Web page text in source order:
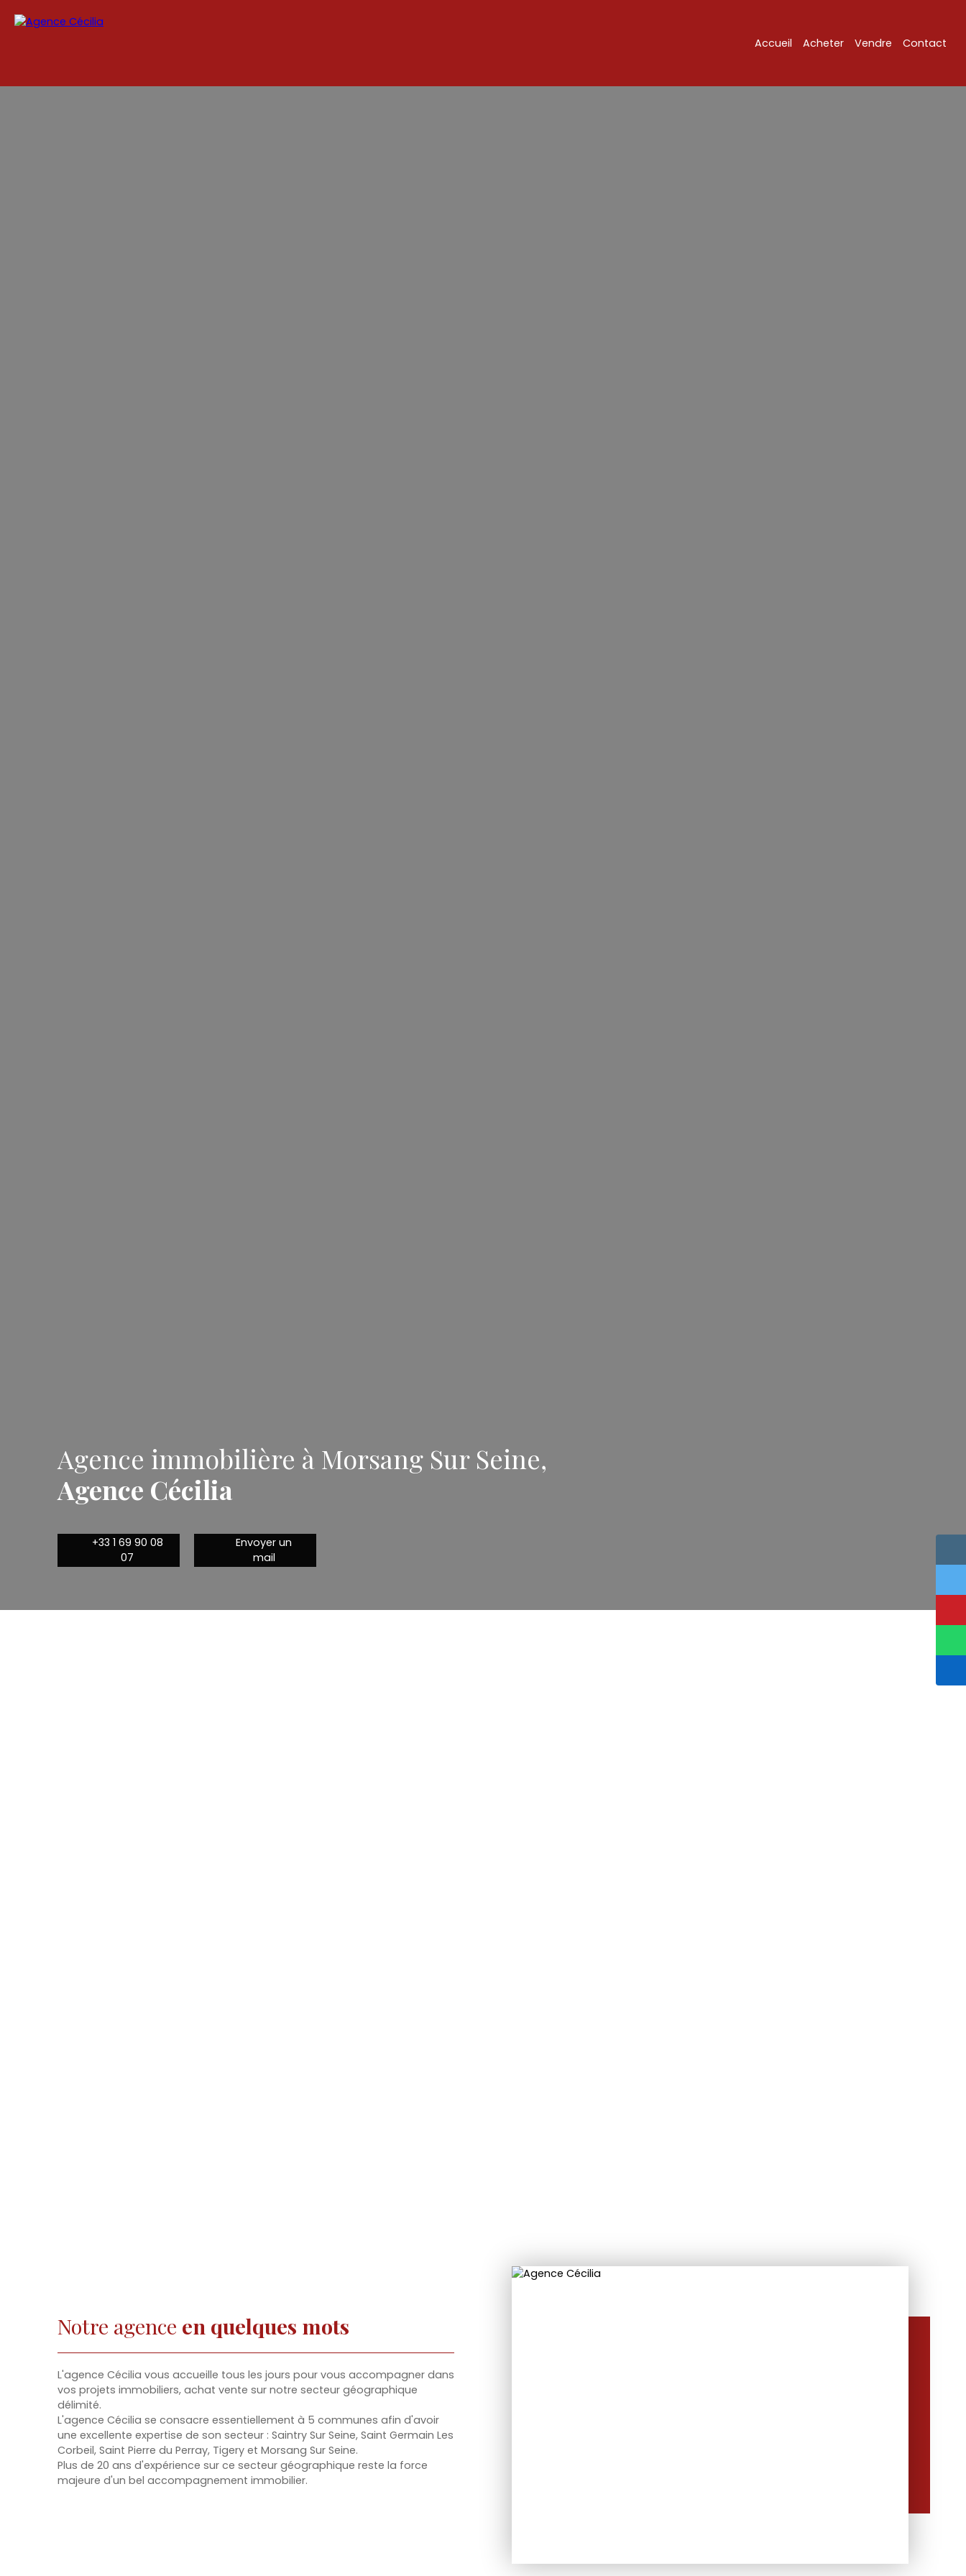
Accueil Acheter Vendre Contact
Agence immobilière à Morsang Sur Seine,
Agence Cécilia
+33 1 69 90 08
07
Envoyer un
mail
Notre agence en quelques mots
L'agence Cécilia vous accueille tous les jours pour vous accompagner dans
vos projets immobiliers, achat vente sur notre secteur géographique
délimité.
L'agence Cécilia se consacre essentiellement à 5 communes afin d'avoir
une excellente expertise de son secteur : Saintry Sur Seine, Saint Germain Les
Corbeil, Saint Pierre du Perray, Tigery et Morsang Sur Seine.
Plus de 20 ans d'expérience sur ce secteur géographique reste la force
majeure d'un bel accompagnement immobilier.